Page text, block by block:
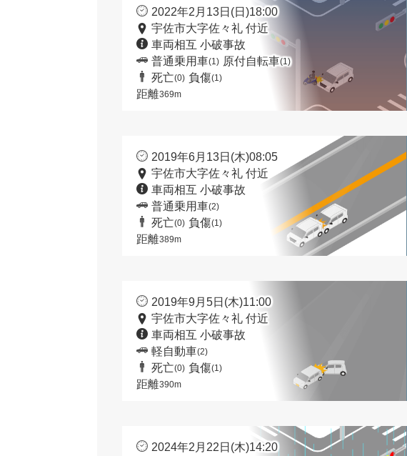
2022年2月13日(日)18:00
宇佐市大字佐々礼 付近
車両相互 小破事故
普通乗用車(1) 原付自転車(1)
死亡(0) 負傷(1)
距離369m
2019年6月13日(木)08:05
宇佐市大字佐々礼 付近
車両相互 小破事故
普通乗用車(2)
死亡(0) 負傷(1)
距離389m
2019年9月5日(木)11:00
宇佐市大字佐々礼 付近
車両相互 小破事故
軽自動車(2)
死亡(0) 負傷(1)
距離390m
2024年2月22日(木)14:20